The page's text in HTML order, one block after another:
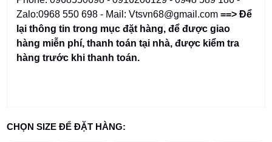
Zalo:0968 550 698 - Mail: Vtsvn68@gmail.com==> Để
lại thông tin trong mục đặt hàng,để được giao
hàng miễn phí, thanh toán tại nhà, được kiểm tra
hàng trước khi thanh toán.
CHỌN SIZE ĐỂ ĐẶT HÀNG: